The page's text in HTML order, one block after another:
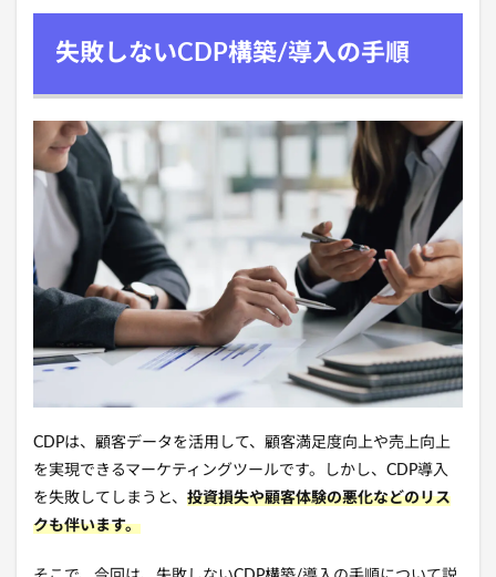
失敗しないCDP構築/導入の手順
CDPは、 顧客データを活用して、 顧客満足度向上や売上向上
を実現できるマーケティングツールです。
しかし、 CDP導入
を失敗してしまうと、 投資損失や顧客体験の悪化などのリス
クも伴います。